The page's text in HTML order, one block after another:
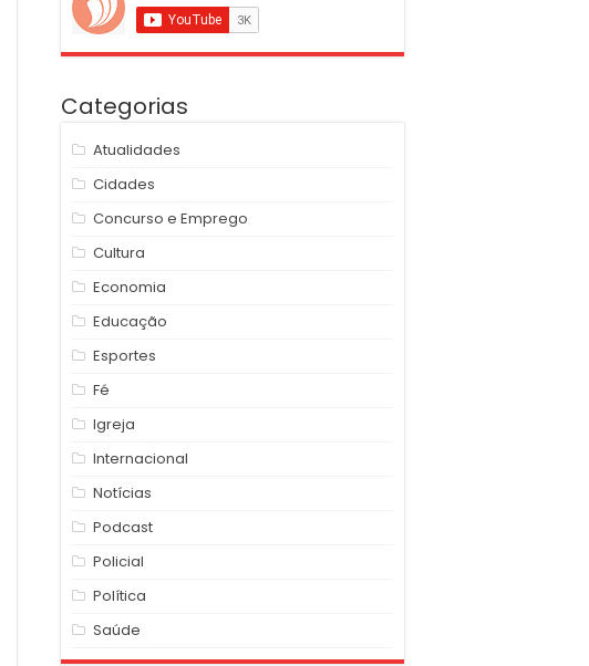
Categorias
Atualidades
Cidades
Concurso e Emprego
Cultura
Economia
Educação
Esportes
Fé
Igreja
Internacional
Notícias
Podcast
Policial
Política
Saúde